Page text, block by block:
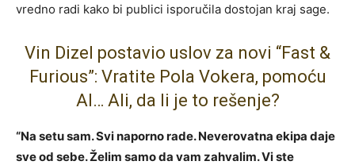
vredno radi kako bi publici isporučila dostojan kraj sage.
Vin Dizel postavio uslov za novi “Fast &
Furious”: Vratite Pola Vokera, pomoću
AI… Ali, da li je to rešenje?
“Na setu sam. Svi naporno rade. Neverovatna ekipa daje
sve od sebe. Želim samo da vam zahvalim. Vi ste